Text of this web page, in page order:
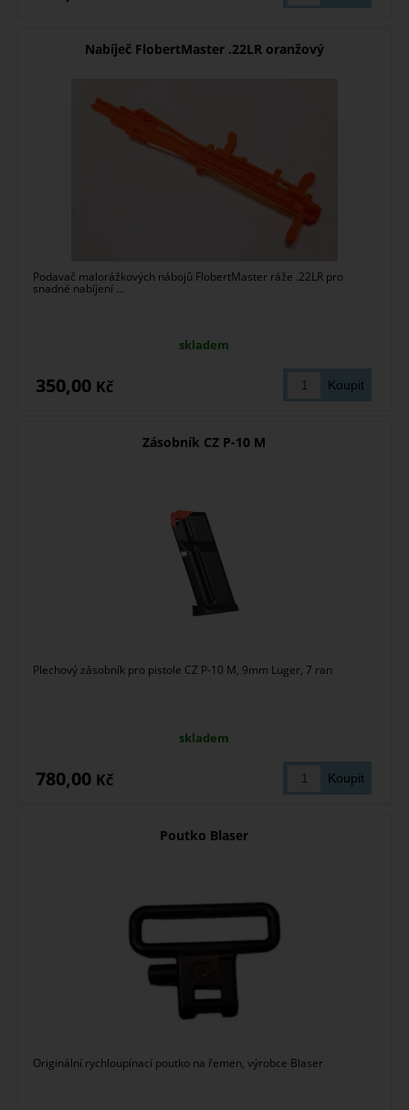
Nabíječ FlobertMaster .22LR oranžový
Podavač malorážkových nábojů FlobertMaster ráže .22LR pro
snadné nabíjení ...
skladem
350,00 Kč
Zásobník CZ P-10 M
Plechový zásobník pro pistole CZ P-10 M, 9mm Luger, 7 ran
skladem
780,00 Kč
Poutko Blaser
Originální rychloupínací poutko na řemen, výrobce Blaser